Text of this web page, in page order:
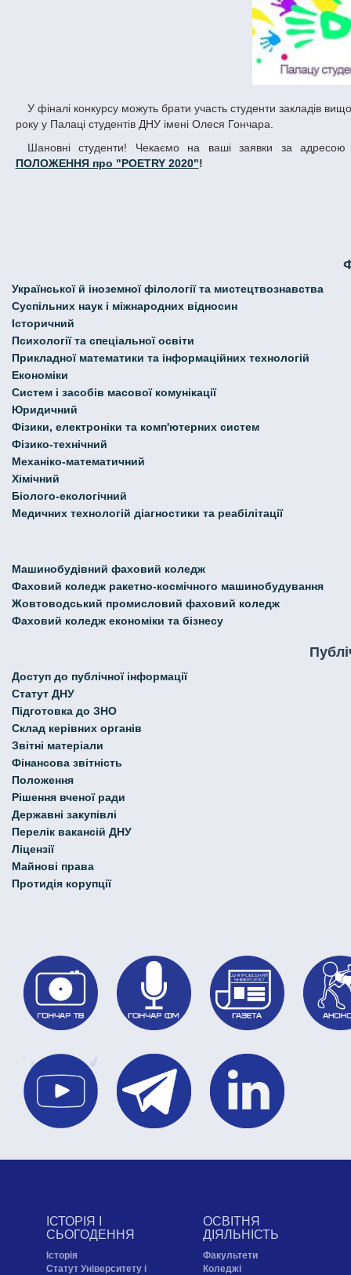
У фіналі конкурсу можуть брати участь студенти закладів вищої та середньої освіти нашого міста. Фінал конкурсу відбудеться 11 квітня 2020
року у Палаці студентів ДНУ імені Олеся Гончара.
Шановні студенти! Чекаємо на ваші заявки за
ПОЛОЖЕННЯ про "POETRY 2020"!
Української й іноземної філології та мистецтвознавства
Cуспільних наук і міжнародних відносин
Історичний
Психології та спеціальної освіти
Прикладної математики та інформаційних технологій
Економіки
Систем і засобів масової комунікації
Юридичний
Фізики, електроніки та комп'ютерних систем
Фізико-технічний
Механіко-математичний
Хімічний
Біолого-екологічний
Медичних технологій діагностики та реабілітації
Машинобудівний фаховий коледж
Фаховий коледж ракетно-космічного машинобудування
Жовтоводський промисловий фаховий коледж
Фаховий коледж економіки та бізнесу
Доступ до публічної інформації
Статут ДНУ
Підготовка до ЗНО
Склад керівних органів
Звітні матеріали
Фінансова звітність
Положення
Рішення вченої ради
Державні закупівлі
Перелік вакансій ДНУ
Ліцензії
Майнові права
Протидія корупції
ІСТОРІЯ І
СЬОГОДЕННЯ
Історія
Статут Університету і
ОСВІТНЯ
ДІЯЛЬНІСТЬ
Факультети
Коледжі